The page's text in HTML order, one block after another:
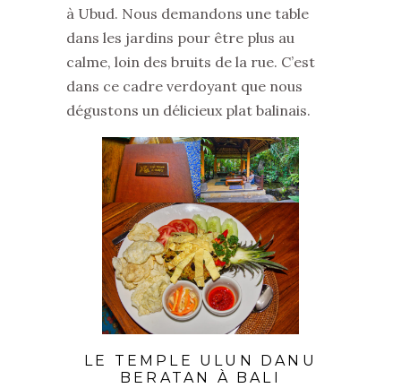
à Ubud. Nous demandons une table
dans les jardins pour être plus au
calme, loin des bruits de la rue. C’est
dans ce cadre verdoyant que nous
dégustons un délicieux plat balinais.
LE TEMPLE ULUN DANU
BERATAN À BALI